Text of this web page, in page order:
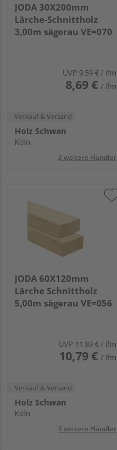
JODA 30X200mm
Lärche-Schnittholz
3,00m sägerau VE=070
UVP 9,59 € / lfm
8,69 € / lfm
Verkauf & Versand
Holz Schwan
Köln
3 weitere Händler
JODA 60X120mm
Lärche Schnittholz
5,00m sägerau VE=056
UVP 11,89 €/ lfm
10,79 € / lfm
Verkauf & Versand
Holz Schwan
Köln
3 weitere Händler